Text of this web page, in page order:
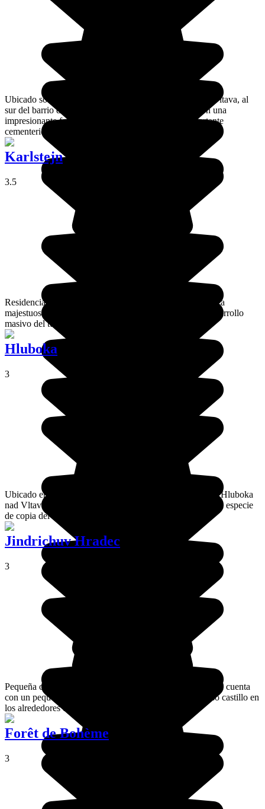
Ubicado sobre un promontorio rocoso a lo largo del río Vltava, al
sur del barrio de la Ciudad Nueva,Vysehrad cuenta con una
impresionante fortaleza del siglo X así como un importante
cementerio.
Karlstejn
3.5
Residencia real de Carlos IV, el castillo de Karlstejn se alza
majestuosamente sobre las colinas boscosas, si bien el desarrollo
masivo del turismo ha desfigurado un poco el lugar.
Hluboka
3
Ubicado en la ribera del Vltava, la encantadora ciudad de Hluboka
nad Vltavou es especialmente conocida por su castillo, una especie
de copia del castillo de Windsor.
Jindrichuv Hradec
3
Pequeña ciudad del surese de Bohemia, Jindrichuv Hradec cuenta
con un pequeño y agradable centro, así como un hermoso castillo en
los alrededores de la ciudad.
Forêt de Bohème
3